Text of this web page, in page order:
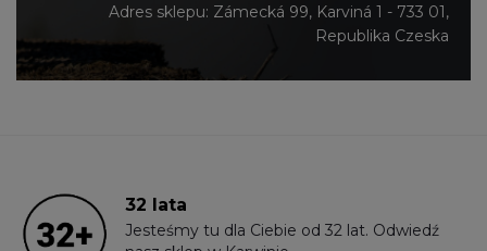
Adres sklepu: Zámecká 99, Karviná 1 - 733 01,
Republika Czeska
32 lata
Jesteśmy tu dla Ciebie od 32 lat. Odwiedź